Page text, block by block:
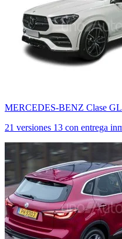
MERCEDES-BENZ Clase
21 versiones 13 con entrega